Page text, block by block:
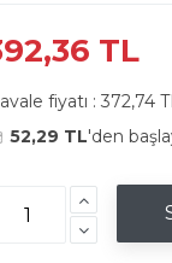
TL
fiyatı : 372,74
52,29 TL'den